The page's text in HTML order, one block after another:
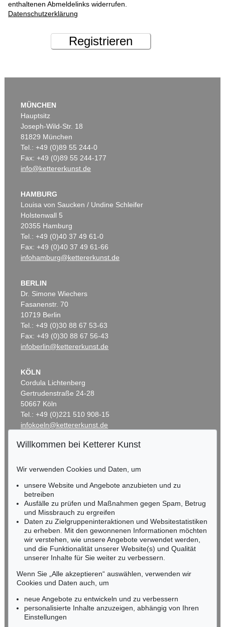
enthaltenen Abmeldelinks widerrufen.
Datenschutzerklärung
Registrieren
MÜNCHEN
Hauptsitz
Joseph-Wild-Str. 18
81829 München
Tel.: +49 (0)89 55 244-0
Fax: +49 (0)89 55 244-177
info@kettererkunst.de
HAMBURG
Louisa von Saucken / Undine Schleifer
Holstenwall 5
20355 Hamburg
Tel.: +49 (0)40 37 49 61-0
Fax: +49 (0)40 37 49 61-66
infohamburg@kettererkunst.de
BERLIN
Dr. Simone Wiechers
Fasanenstr. 70
10719 Berlin
Tel.: +49 (0)30 88 67 53-63
Fax: +49 (0)30 88 67 56-43
infoberlin@kettererkunst.de
KÖLN
Cordula Lichtenberg
Gertrudenstraße 24-28
50667 Köln
Tel.: +49 (0)221 510 908-15
infokoeln@kettererkunst.de
RHEINLAND-PFALZ
Miriam Heß
Tel.: +49 (0)62 21 58 80-038
Fax: +49 (0)62 21 58 80-595
infoheidelberg@kettererkunst.de
NORDDEUTSCHLAND
Nico Kassel, M.A.
Tel.: +49 (0)89 55244-164
Mobil: +49 (0)171 8618661
n.kassel@kettererkunst.de
Keine Auktion mehr verpassen!
Willkommen bei Ketterer Kunst
Wir verwenden Cookies und Daten, um
unsere Website und Angebote anzubieten und zu
betreiben
Ausfälle zu prüfen und Maßnahmen gegen Spam, Betrug
und Missbrauch zu ergreifen
Daten zu Zielgruppeninteraktionen und Websitestatistiken
zu erheben. Mit den gewonnenen Informationen möchten
wir verstehen, wie unsere Angebote verwendet werden,
und die Funktionalität unserer Website(s) und Qualität
unserer Inhalte für Sie weiter zu verbessern.
Wenn Sie „Alle akzeptieren“ auswählen, verwenden wir
Cookies und Daten auch, um
neue Angebote zu entwickeln und zu verbessern
personalisierte Inhalte anzuzeigen, abhängig von Ihren
Einstellungen